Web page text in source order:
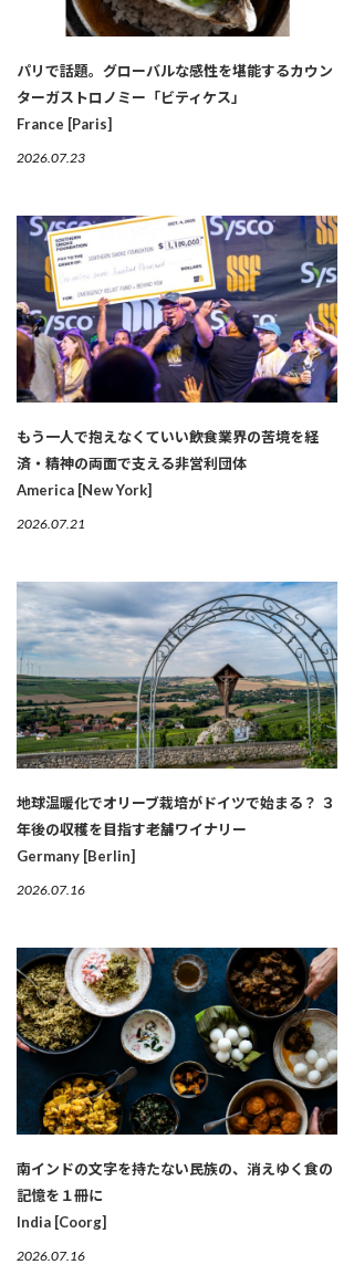
パリで話題。グローバルな感性を堪能するカウン
ターガストロノミー「ビティケス」
France [Paris]
2026.07.23
もう一人で抱えなくていい――飲食業界の苦境を経
済・精神の両面で支える非営利団体
America [New York]
2026.07.21
地球温暖化でオリーブ栽培がドイツで始まる？ ３
年後の収穫を目指す老舗ワイナリー
Germany [Berlin]
2026.07.16
南インドの文字を持たない民族の、消えゆく食の
記憶を１冊に
India [Coorg]
2026.07.16